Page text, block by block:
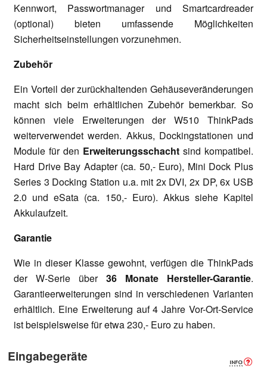
Kennwort, Passwortmanager und Smartcardreader
(optional) bieten umfassende Möglichkeiten
Sicherheitseinstellungen vorzunehmen.
Zubehör
Ein Vorteil der zurückhaltenden Gehäuseveränderungen
macht sich beim erhältlichen Zubehör bemerkbar. So
können viele Erweiterungen der W510 ThinkPads
weiterverwendet werden. Akkus, Dockingstationen und
Module für den Erweiterungsschacht sind kompatibel.
Hard Drive Bay Adapter (ca. 50,- Euro), Mini Dock Plus
Series 3 Docking Station u.a. mit 2x DVI, 2x DP, 6x USB
2.0 und eSata (ca. 150,- Euro). Akkus siehe Kapitel
Akkulaufzeit.
Garantie
Wie in dieser Klasse gewohnt, verfügen die ThinkPads
der W-Serie über 36 Monate Hersteller-Garantie.
Garantieerweiterungen sind in verschiedenen Varianten
erhältlich. Eine Erweiterung auf 4 Jahre Vor-Ort-Service
ist beispielsweise für etwa 230,- Euro zu haben.
Eingabegeräte